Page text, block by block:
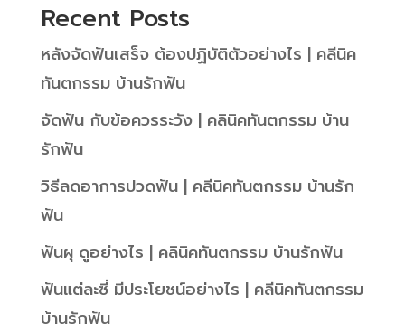
Recent Posts
หลังจัดฟันเสร็จ ต้องปฏิบัติตัวอย่างไร | คลีนิค
ทันตกรรม บ้านรักฟัน
จัดฟัน กับข้อควรระวัง | คลินิคทันตกรรม บ้าน
รักฟัน
วิธีลดอาการปวดฟัน | คลีนิคทันตกรรม บ้านรัก
ฟัน
ฟันผุ ดูอย่างไร | คลินิคทันตกรรม บ้านรักฟัน
ฟันแต่ละซี่ มีประโยชน์อย่างไร | คลีนิคทันตกรรม
บ้านรักฟัน